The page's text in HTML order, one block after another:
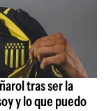
tras ser la
y lo que puedo